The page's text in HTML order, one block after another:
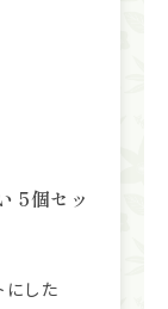
5個セッ
にした